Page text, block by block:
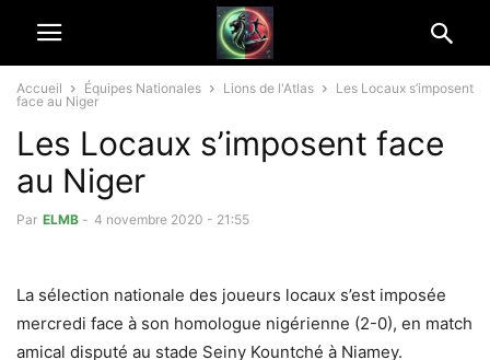
Accueil Équipes Nationales Lions de l'Atlas
Les Locaux s’imposent
face au Niger
Les Locaux s’imposent face
au Niger
Par ELMB - 4 novembre 2020 - 21:55
La sélection nationale des joueurs locaux s’est imposée
mercredi face à son homologue nigérienne (2-0), en match
amical disputé au stade Seiny Kountché à Niamey.